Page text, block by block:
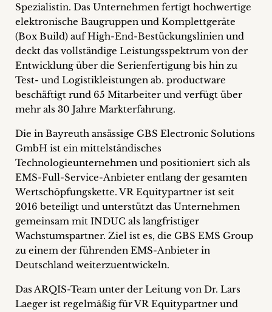
Kontakt
Spezialistin. Das Unternehmen fertigt hochwertige
elektronische Baugruppen und Komplettgeräte
(Box Build) auf High-End-Bestückungslinien und
deckt das vollständige Leistungsspektrum von der
Entwicklung über die Serienfertigung bis hin zu
Test- und Logistikleistungen ab. productware
beschäftigt rund 65 Mitarbeiter und verfügt über
mehr als 30 Jahre Markterfahrung.
Die in Bayreuth ansässige GBS Electronic Solutions
GmbH ist ein mittelständisches
Technologieunternehmen und positioniert sich als
EMS-Full-Service-Anbieter entlang der gesamten
Wertschöpfungskette. VR Equitypartner ist seit
2016 beteiligt und unterstützt das Unternehmen
gemeinsam mit INDUC als langfristiger
Wachstumspartner. Ziel ist es, die GBS EMS Group
zu einem der führenden EMS-Anbieter in
Deutschland weiterzuentwickeln.
Das ARQIS-Team unter der Leitung von Dr. Lars
Laeger ist regelmäßig für VR Equitypartner und